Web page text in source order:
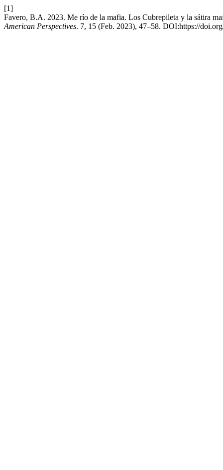
[1]
Favero, B.A. 2023. Me río de la mafia. Los Cubrepileta y la sátira
American Perspectives. 7, 15 (Feb. 2023), 47–58. DOI:https://